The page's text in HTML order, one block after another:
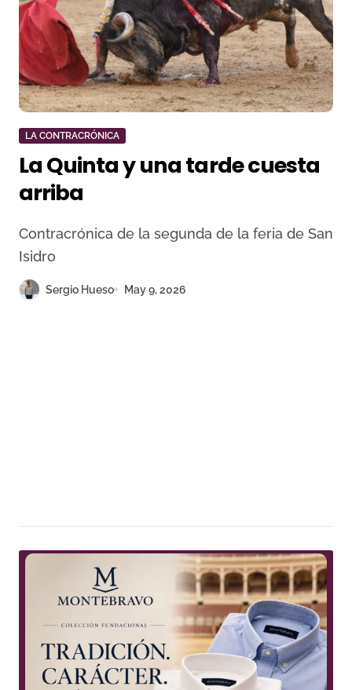
LA CONTRACRÓNICA
La Quinta y una tarde cuesta
arriba
Contracrónica de la segunda de la feria de San
Isidro
Sergio Hueso May 9, 2026